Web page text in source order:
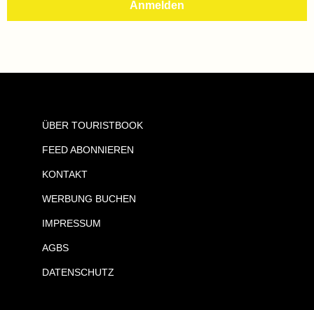
ÜBER TOURISTBOOK
FEED ABONNIEREN
KONTAKT
WERBUNG BUCHEN
IMPRESSUM
AGBS
DATENSCHUTZ